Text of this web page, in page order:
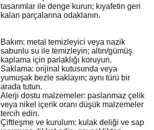
tasarımlar ile denge kurun; kıyafetin geri
kalan parçalarına odaklanın.
Bakım: metal temizleyici veya nazik
sabunlu su ile temizleyin; altın/gümüş
kaplama için parlaklığı koruyun.
Saklama: orijinal kutusunda veya
yumuşak bezle saklayın; aynı türü bir
arada tutun.
Alerji dostu malzemeler: paslanmaz çelik
veya nikel içerik oranı düşük malzemeler
tercih edin.
Çiftleşme ve kurulum: kulak deliği ve sap